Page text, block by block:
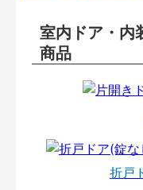
室内ドア・内
商品
折戸